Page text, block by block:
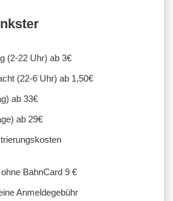
(2-22 Uhr) ab 3€
(22-6 Uhr) ab 1,50€
ab 33€
ab 29€
BahnCard 9 €
Anmeldegebühr